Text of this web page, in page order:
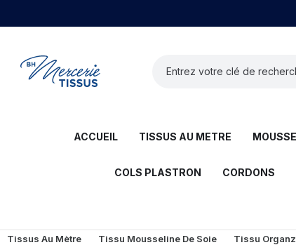
ACCUEIL TISSUS AU METRE
COLS PLASTRON CORDONS
Tissus Au Mètre Tissu Mousseline De Soie Tissu